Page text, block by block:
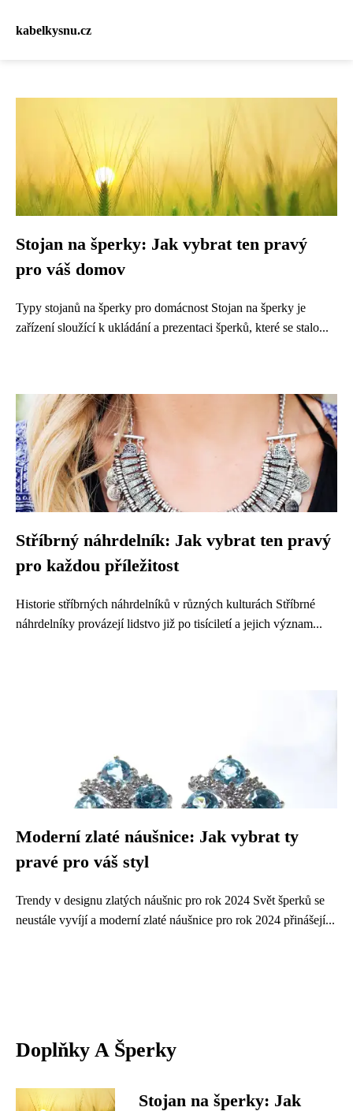
kabelkysnu.cz
Stojan na šperky: Jak vybrat ten pravý
pro váš domov
Typy stojanů na šperky pro domácnost Stojan na šperky je
zařízení sloužící k ukládání a prezentaci šperků, které se stalo...
Stříbrný náhrdelník: Jak vybrat ten pravý
pro každou příležitost
Historie stříbrných náhrdelníků v různých kulturách Stříbrné
náhrdelníky provázejí lidstvo již po tisíciletí a jejich význam...
Moderní zlaté náušnice: Jak vybrat ty
pravé pro váš styl
Trendy v designu zlatých náušnic pro rok 2024 Svět šperků se
neustále vyvíjí a moderní zlaté náušnice pro rok 2024 přinášejí...
Doplňky A Šperky
Stojan na šperky: Jak